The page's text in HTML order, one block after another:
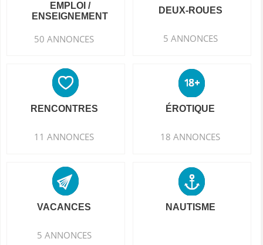
EMPLOI /
ENSEIGNEMENT
50 ANNONCES
DEUX-ROUES
5 ANNONCES
RENCONTRES
11 ANNONCES
ÉROTIQUE
18 ANNONCES
VACANCES
5 ANNONCES
NAUTISME